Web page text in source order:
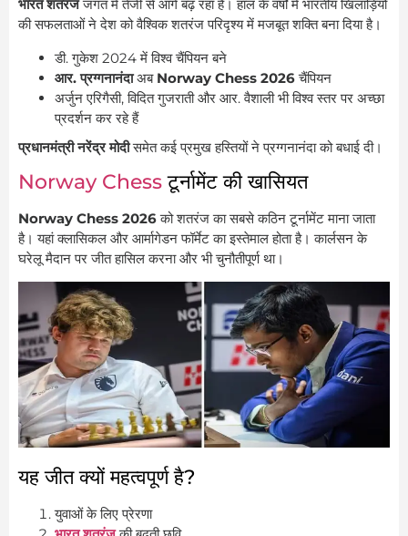
भारत शतरंजजगत में तेजी से आगे बढ़ रहा है। हाल के वर्षों में भारतीय खिलाड़ियों
की सफलताओं ने देश को वैश्विक शतरंज परिदृश्य में मजबूत शक्ति बना दिया है।
डी. गुकेश 2024 में विश्व चैंपियन बने
आर. प्रग्गनानंदाअब Norway Chess 2026चैंपियन
अर्जुन एरिगैसी, विदित गुजराती और आर. वैशाली भी विश्व स्तर पर अच्छा
प्रदर्शन कर रहे हैं
प्रधानमंत्री नरेंद्र मोदीसमेत कई प्रमुख हस्तियों ने प्रग्गनानंदा को बधाई दी।
Norway Chessटूर्नामेंट की खासियत
Norway Chess 2026को शतरंज का सबसे कठिन टूर्नामेंट माना जाता
है। यहां क्लासिकल और आर्मागेडन फॉर्मेट का इस्तेमाल होता है। कार्लसन के
घरेलू मैदान पर जीत हासिल करना और भी चुनौतीपूर्ण था।
यह जीत क्यों महत्वपूर्ण है?
युवाओं के लिए प्रेरणा